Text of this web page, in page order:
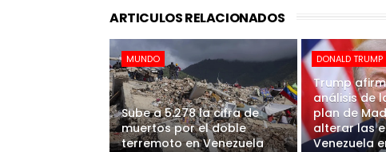
ARTICULOS RELACIONADOS
MUNDO
Sube a 5.278 la cifra de
muertos por el doble
terremoto en Venezuela
DONALD TRUMP
Trump
análisis de
plan de
alterar las
Venezuela